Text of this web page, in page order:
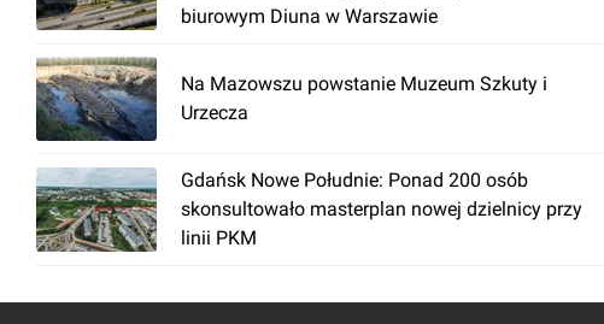
biurowym Diuna w Warszawie
Na Mazowszu powstanie Muzeum Szkuty i
Urzecza
Gdańsk Nowe Południe: Ponad 200 osób
skonsultowało masterplan nowej dzielnicy przy
linii PKM